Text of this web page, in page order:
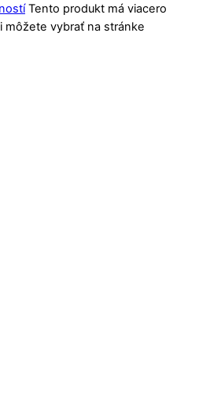
Tento produkt má viacero
môžete vybrať na stránke